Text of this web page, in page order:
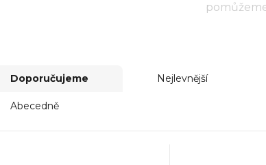
Doporučujeme Nejlevnější
Abecedně